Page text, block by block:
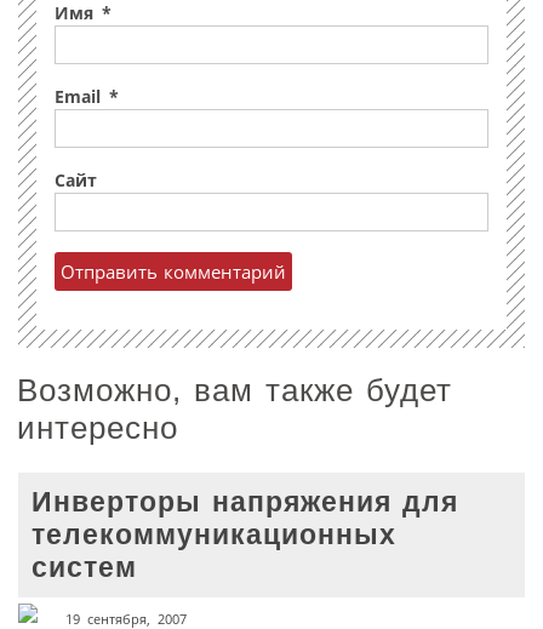
Имя *
Email *
Сайт
Возможно, вам также будет
интересно
Инверторы напряжения для
телекоммуникационных
систем
19 сентября, 2007